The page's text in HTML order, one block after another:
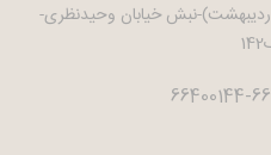
نبش خیابان وحیدنظری-